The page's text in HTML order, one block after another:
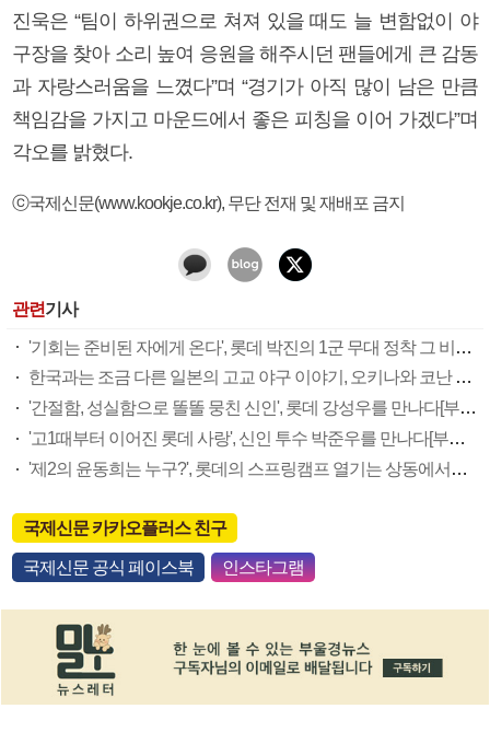
진욱은 “팀이 하위권으로 쳐져 있을 때도 늘 변함없이 야
구장을 찾아 소리 높여 응원을 해주시던 팬들에게 큰 감동
과 자랑스러움을 느꼈다”며 “경기가 아직 많이 남은 만큼
책임감을 가지고 마운드에서 좋은 피칭을 이어 가겠다”며
각오를 밝혔다.
ⓒ국제신문(www.kookje.co.kr), 무단 전재 및 재배포 금지
관련기사
'기회는 준비된 자에게 온다', 롯데 박진의 1군 무대 정착 그 비결은?[부산야구실록]
한국과는 조금 다른 일본의 고교 야구 이야기, 오키나와 코난 고교[부산야구실록]
'간절함, 성실함으로 똘똘 뭉친 신인', 롯데 강성우를 만나다[부산야구실록]
'고1때부터 이어진 롯데 사랑', 신인 투수 박준우를 만나다[부산야구실록]
'제2의 윤동희는 누구?', 롯데의 스프링캠프 열기는 상동에서도 이어진다[부산야구실록]
국제신문 카카오플러스 친구
국제신문 공식 페이스북 인스타그램